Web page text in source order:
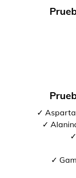
✓
✓
✓